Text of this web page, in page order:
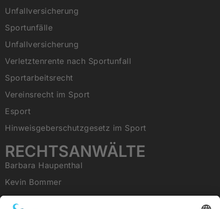
Unfallversicherung
Sportunfälle
Unfallversicherung
Verletztenrente nach Sportunfall
Sportarbeitsrecht
Vereinsrecht im Sport
Esport
Hinweisgeberschutzgesetz im Sport
RECHTSANWÄLTE
Barbara Haupenthal
Kevin Bommer
Tobias Raab